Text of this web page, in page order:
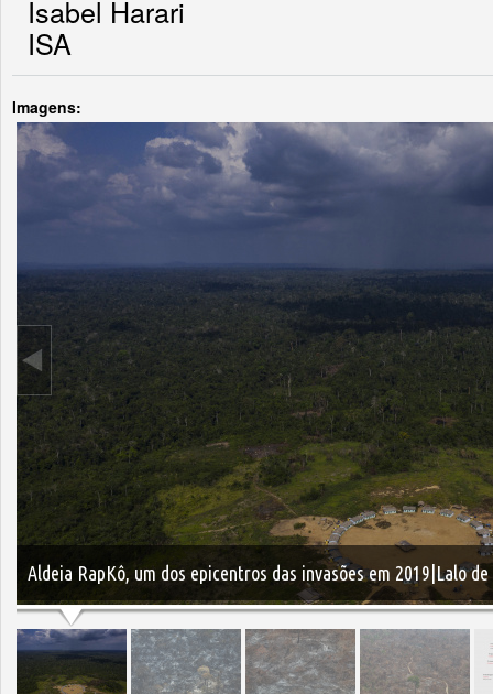
Isabel Harari
ISA
Imagens:
Aldeia RapKô, um dos epicentros das invasões em 2019|Lalo